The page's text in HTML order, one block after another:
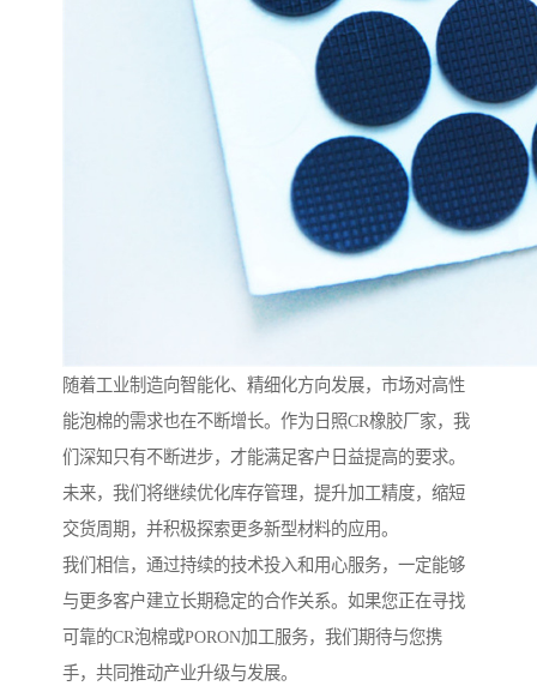
随着工业制造向智能化、精细化方向发展，市场对高性
能泡棉的需求也在不断增长。作为日照CR橡胶厂家，我
们深知只有不断进步，才能满足客户日益提高的要求。
未来，我们将继续优化库存管理，提升加工精度，缩短
交货周期，并积极探索更多新型材料的应用。
我们相信，通过持续的技术投入和用心服务，一定能够
与更多客户建立长期稳定的合作关系。如果您正在寻找
可靠的CR泡棉或PORON加工服务，我们期待与您携
手，共同推动产业升级与发展。